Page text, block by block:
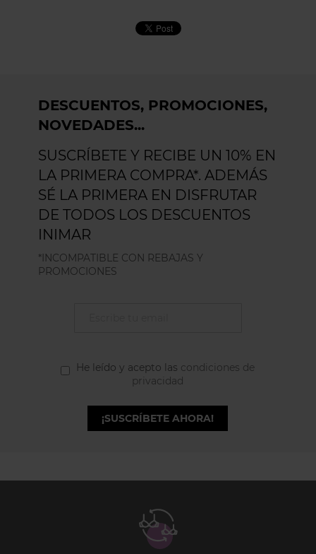
DESCUENTOS, PROMOCIONES,
NOVEDADES...
SUSCRÍBETE Y RECIBE UN 10% EN
LA PRIMERA COMPRA*. ADEMÁS
SÉ LA PRIMERA EN DISFRUTAR
DE TODOS LOS DESCUENTOS
INIMAR
*INCOMPATIBLE CON REBAJAS Y
PROMOCIONES
He leído y acepto las condiciones de
privacidad
¡SUSCRÍBETE AHORA!